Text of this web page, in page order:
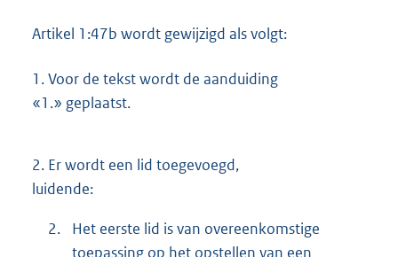
Artikel 1:47b wordt gewijzigd als volgt:
1.Voor de tekst wordt de aanduiding
«1.» geplaatst.
2. Er wordt een lid toegevoegd,
luidende:
2.
Het eerste lid is van overeenkomstige
toepassing op het opstellen van een